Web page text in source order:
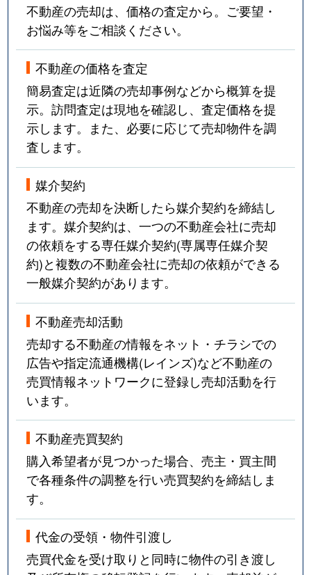
不動産の売却は、価格の査定から。ご要望・
お悩み等をご相談ください。
不動産の価格を査定
簡易査定は近隣の売却事例などから概算を提
示。訪問査定は現地を確認し、査定価格を提
示します。また、必要に応じて売却物件を調
査します。
媒介契約
不動産の売却を決断したら媒介契約を締結し
ます。媒介契約は、一つの不動産会社に売却
の依頼をする専任媒介契約(専属専任媒介契
約)と複数の不動産会社に売却の依頼ができる
一般媒介契約があります。
不動産売却活動
売却する不動産の情報をネット・チラシでの
広告や指定流通機構(レインズ)など不動産の
売買情報ネットワークに登録し売却活動を行
います。
不動産売買契約
購入希望者が見つかった場合、売主・買主間
で各種条件の調整を行い売買契約を締結しま
す。
代金の受領・物件引渡し
売買代金を受け取りと同時に物件の引き渡し